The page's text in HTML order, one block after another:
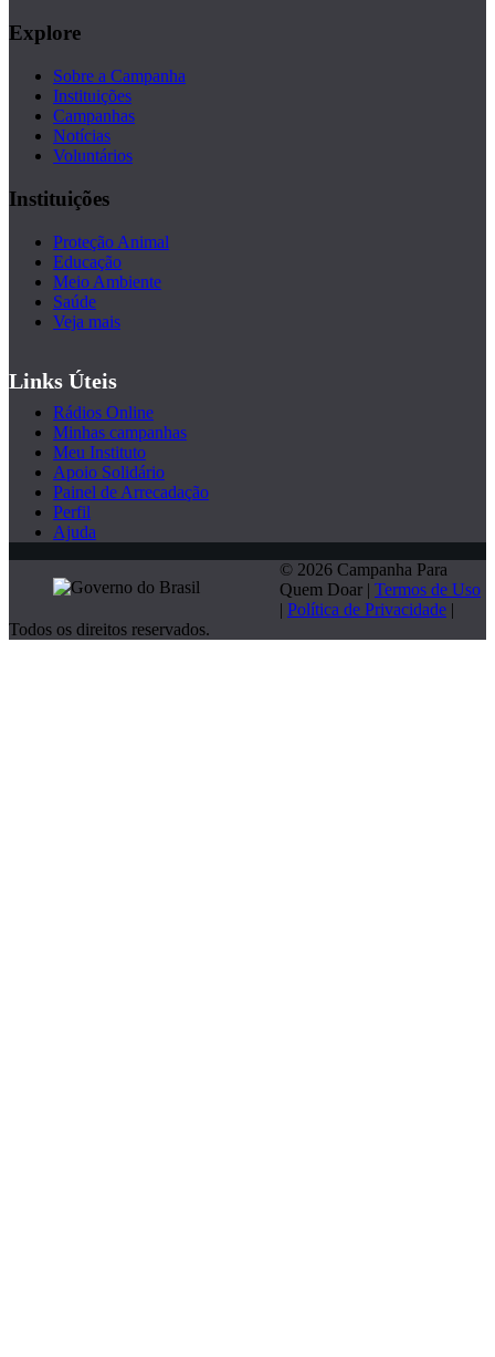
Explore
Sobre a Campanha
Instituições
Campanhas
Notícias
Voluntários
Instituições
Proteção Animal
Educação
Meio Ambiente
Saúde
Veja mais
Links Úteis
Rádios Online
Minhas campanhas
Meu Instituto
Apoio Solidário
Painel de Arrecadação
Perfil
Ajuda
© 2026 Campanha Para
Quem Doar | Termos de Uso
| Política de Privacidade |
Todos os direitos reservados.